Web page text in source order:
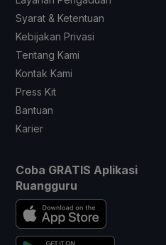
Syarat & Ketentuan
Kebijakan Privasi
Tentang Kami
Kontak Kami
Press Kit
Bantuan
Karier
Coba GRATIS Aplikasi
Ruangguru